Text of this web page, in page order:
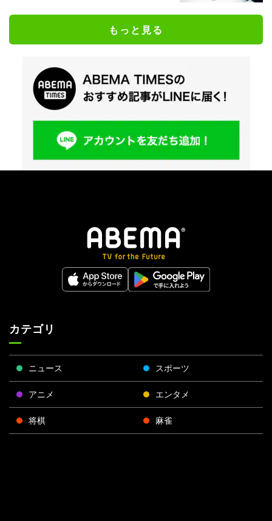
もっと見る
カテゴリ
ニュース スポーツ
アニメ エンタメ
将棋 麻雀